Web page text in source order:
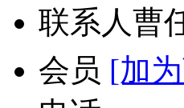
联系人曹
会员 [加